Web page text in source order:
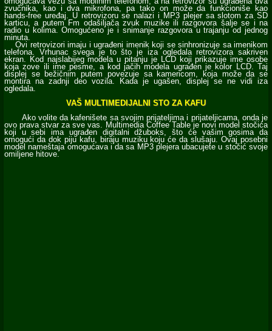
zvučnika, kao i dva mikrofona, pa tako on može da funkcioniše kao
hands-free uređaj. U retrovizoru se nalazi i MP3 plejer sa slotom za SD
karticu, a putem Fm odašiljača zvuk muzike ili razgovora šalje se i na
radio u kolima. Omogućeno je i snimanje razgovora u trajanju od jednog
minuta.
Ovi retrovizori imaju i ugrađeni imenik koji se sinhronizuje sa imenikom
telefona. Vrhunac svega je to što je iza ogledala retrovizora sakriven
ekran. Kod najslabijeg modela u pitanju je LCD koji prikazuje ime osobe
koja zove ili ime pesme, a kod jačih modela ugrađen je kolor LCD. Taj
displej se bežičnim putem povezuje sa kamericom, koja može da se
montira na zadnji deo vozila. Kada je ugašen, displej se ne vidi iza
ogledala.
VAŠ MULTIMEDIJALNI STO ZA KAFU
Ako volite da kafenišete sa svojim prijateljima i prijateljicama, onda je
ovo prava stvar za sve vas. Multimedia Coffee Table je novi model stočića
koji u sebi ima ugrađen digitalni džuboks, što će vašim gosima da
omogući da dok piju kafu, biraju muziku koju će da slušaju. Ovaj posebni
model nameštaja omogućava i da sa MP3 plejera ubacujete u stočić svoje
omiljene hitove.